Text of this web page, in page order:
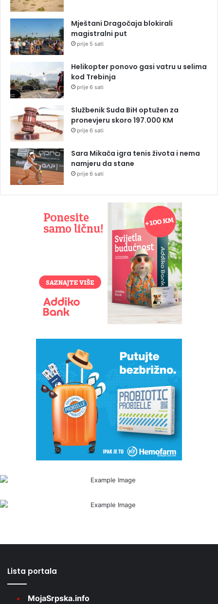
Mještani Dragočaja blokirali
magistralni put
prije 5 sati
Helikopter ponovo gasi vatru u selima
kod Trebinja
prije 6 sati
Službenik Suda BiH optužen za
pronevjeru skoro 197.000 KM
prije 6 sati
Sara Mikača igra tenis života i nema
namjeru da stane
prije 6 sati
Lista portala
MojaSrpska.info